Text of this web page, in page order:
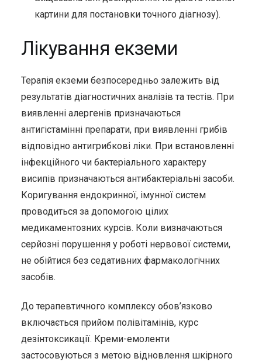
картини для постановки точного діагнозу).
Лікування екземи
Терапія екземи безпосередньо залежить від
результатів діагностичних аналізів та тестів. При
виявленні алергенів призначаються
антигістамінні препарати, при виявленні грибів
відповідно антигрибкові ліки. При встановленні
інфекційного чи бактеріального характеру
висипів призначаються антибактеріальні засоби.
Коригування ендокринної, імунної систем
проводиться за допомогою цілих
медикаментозних курсів. Коли визначаються
серйозні порушення у роботі нервової системи,
не обійтися без седативних фармакологічних
засобів.
До терапевтичного комплексу обов’язково
включається прийом полівітамінів, курс
дезінтоксикації. Креми-емоленти
застосовуються з метою відновлення шкірного